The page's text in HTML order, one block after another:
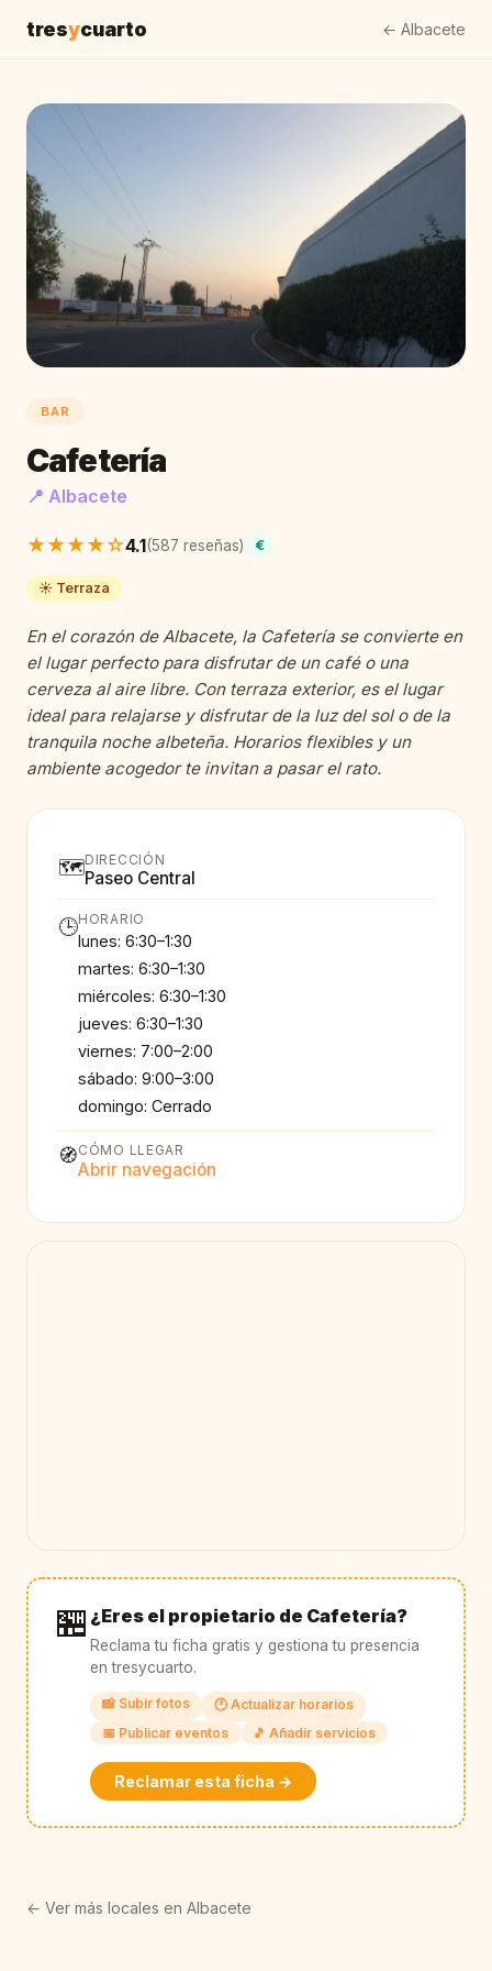
tresycuarto ← Albacete
BAR
Cafetería
📍 Albacete
★★★★☆4.1(587 reseñas) €
☀️ Terraza
En el corazón de Albacete, la Cafetería se convierte en
el lugar perfecto para disfrutar de un café o una
cerveza al aire libre. Con terraza exterior, es el lugar
ideal para relajarse y disfrutar de la luz del sol o de la
tranquila noche albeteña. Horarios flexibles y un
ambiente acogedor te invitan a pasar el rato.
🗺️DIRECCIÓN
Paseo Central
🕒HORARIO
lunes: 6:30–1:30
martes: 6:30–1:30
miércoles: 6:30–1:30
jueves: 6:30–1:30
viernes: 7:00–2:00
sábado: 9:00–3:00
domingo: Cerrado
🧭CÓMO LLEGAR
Abrir navegación
🏪 ¿Eres el propietario de Cafetería?
Reclama tu ficha gratis y gestiona tu presencia
en tresycuarto.
📸 Subir fotos
🕐 Actualizar horarios
📅 Publicar eventos
🎵 Añadir servicios
Reclamar esta ficha →
← Ver más locales en Albacete